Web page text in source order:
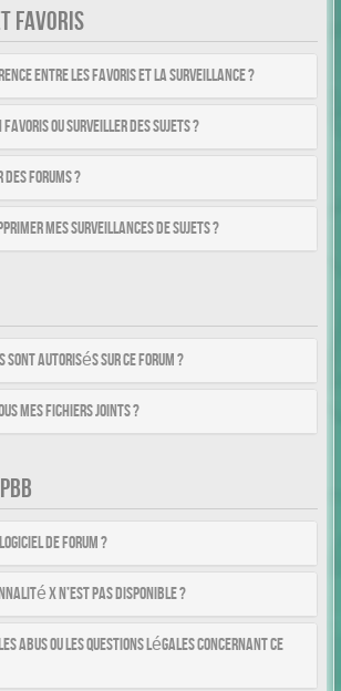
FAVORIS
entre les favoris et la surveillance ?
favoris ou surveiller des sujets ?
forums ?
mes surveillances de sujets ?
sont autorisés sur ce forum ?
mes fichiers joints ?
de forum ?
X n’est pas disponible ?
abus ou les questions légales concernant ce